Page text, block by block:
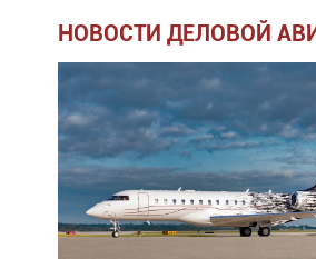
НОВОСТИ ДЕЛОВОЙ